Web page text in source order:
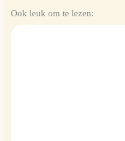
Ook leuk om te lezen: